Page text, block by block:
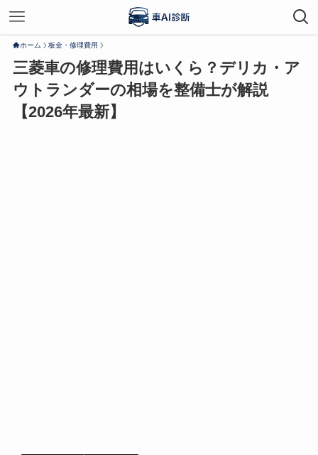
ホーム 板金・修理費用
三菱車の修理費用はいくら？デリカ・ア
ウトランダーの相場を整備士が解説
【2026年最新】